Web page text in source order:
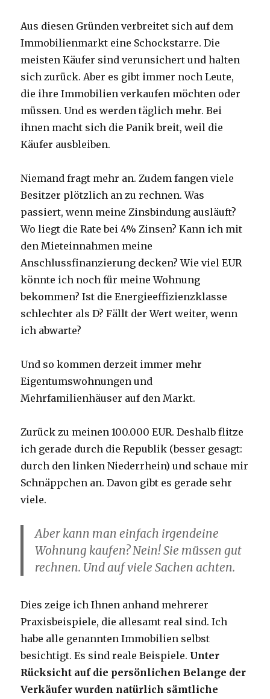
Aus diesen Gründen verbreitet sich auf dem
Immobilienmarkt eine Schockstarre. Die
meisten Käufer sind verunsichert und halten
sich zurück. Aber es gibt immer noch Leute,
die ihre Immobilien verkaufen möchten oder
müssen. Und es werden täglich mehr. Bei
ihnen macht sich die Panik breit, weil die
Käufer ausbleiben.
Niemand fragt mehr an. Zudem fangen viele
Besitzer plötzlich an zu rechnen. Was
passiert, wenn meine Zinsbindung ausläuft?
Wo liegt die Rate bei 4% Zinsen? Kann ich mit
den Mieteinnahmen meine
Anschlussfinanzierung decken? Wie viel EUR
könnte ich noch für meine Wohnung
bekommen? Ist die Energieeffizienzklasse
schlechter als D? Fällt der Wert weiter, wenn
ich abwarte?
Und so kommen derzeit immer mehr
Eigentumswohnungen und
Mehrfamilienhäuser auf den Markt.
Zurück zu meinen 100.000 EUR. Deshalb flitze
ich gerade durch die Republik (besser gesagt:
durch den linken Niederrhein) und schaue mir
Schnäppchen an. Davon gibt es gerade sehr
viele.
Aber kann man einfach irgendeine
Wohnung kaufen? Nein! Sie müssen gut
rechnen. Und auf viele Sachen achten.
Dies zeige ich Ihnen anhand mehrerer
Praxisbeispiele, die allesamt real sind. Ich
habe alle genannten Immobilien selbst
besichtigt. Es sind reale Beispiele. Unter
Rücksicht auf die persönlichen Belange der
Verkäufer wurden natürlich sämtliche